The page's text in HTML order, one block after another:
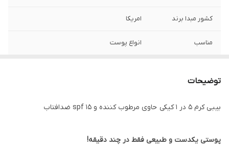
کشور مبدا برند امریکا
مناسب انواع پوست
توضیحات
بیبی کرم ۵ در ۱ کیکی حاوی مرطوب کننده و spf 15 ضدافتاب
پوستی یکدست و طبیعی فقط در چند دقیقه!